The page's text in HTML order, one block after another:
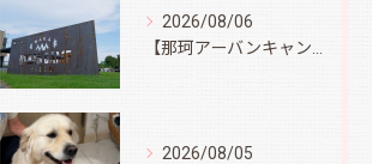
2026/08/06
2026/08/05